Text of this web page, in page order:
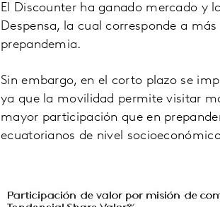
El Discounter ha ganado mercado y
Despensa, la cual corresponde a
prepandemia.
Sin embargo, en el corto plazo se
ya que la movilidad permite visitar
mayor participación que en
ecuatorianos de nivel